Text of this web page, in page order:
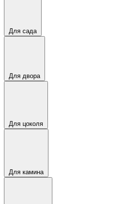
Для сада
Для двора
Для цоколя
Для камина